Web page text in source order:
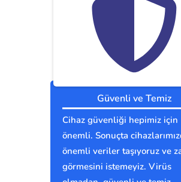
Güvenli ve Temiz
Cihaz güvenliği hepimiz için
önemli. Sonuçta
önemli veriler taşıyoruz ve
görmesini istemeyiz. Virüs